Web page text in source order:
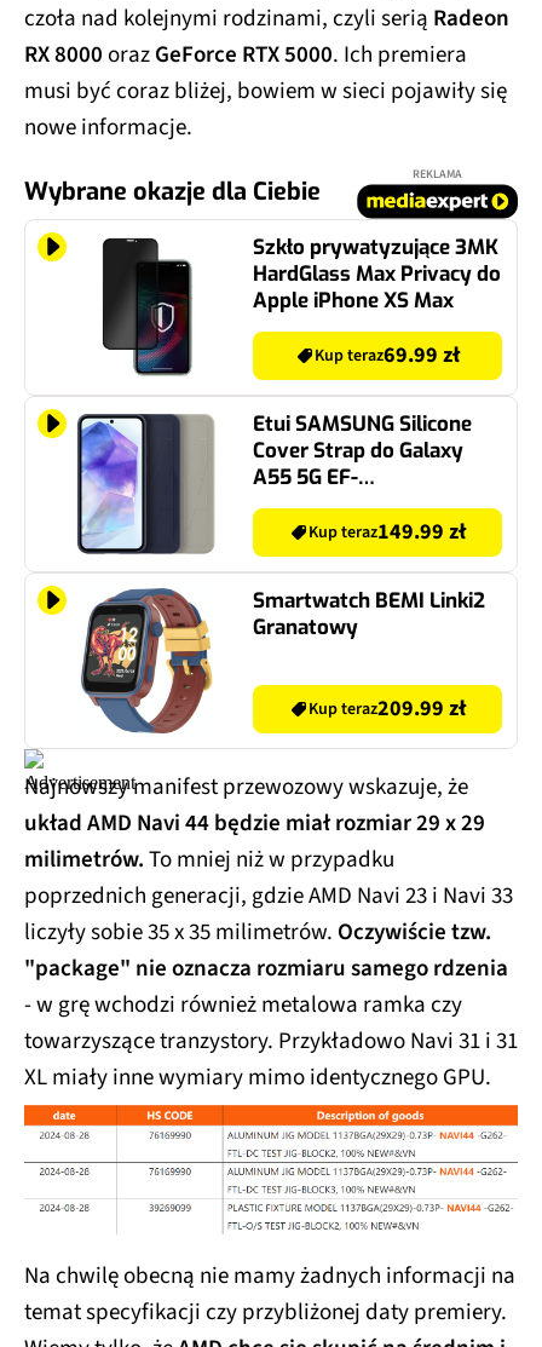
czoła nad kolejnymi rodzinami, czyli serią Radeon
RX 8000orazGeForce RTX 5000. Ich premiera
musi być coraz bliżej, bowiem w sieci pojawiły się
nowe informacje.
Wybrane okazje dla Ciebie
REKLAMA
Szkło prywatyzujące 3MK
HardGlass Max Privacy do
Apple iPhone XS Max
Kup teraz69.99 zł
Etui SAMSUNG Silicone
Cover Strap do Galaxy
A55 5G EF-
GA556TBEGWW Czarny
Kup teraz149.99 zł
Smartwatch BEMI Linki2
Granatowy
Kup teraz209.99 zł
Najnowszy manifest przewozowy wskazuje, że
układ AMD Navi 44 będzie miał rozmiar 29 x 29
milimetrów.To mniej niż w przypadku
poprzednich generacji, gdzie AMD Navi 23 i Navi 33
liczyły sobie 35 x 35 milimetrów. Oczywiście tzw.
"package" nie oznacza rozmiaru samego rdzenia
- w grę wchodzi również metalowa ramka czy
towarzyszące tranzystory. Przykładowo Navi 31 i 31
XL miały inne wymiary mimo identycznego GPU.
Na chwilę obecną nie mamy żadnych informacji na
temat specyfikacji czy przybliżonej daty premiery.